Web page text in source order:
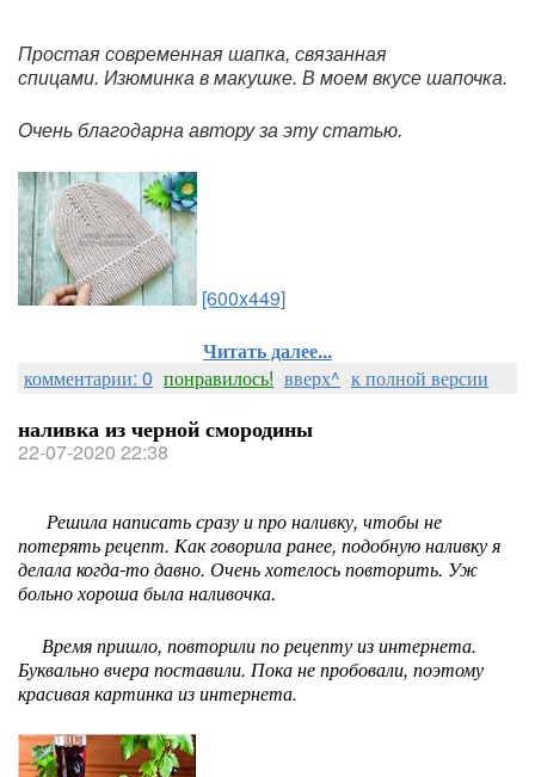
Простая современная шапка, связанная
спицами. Изюминка в макушке. В моем вкусе шапочка.
Очень благодарна автору за эту статью.
[600x449]
Читать далее...
комментарии: 0 понравилось! вверх^ к полной версии
наливка из черной смородины
22-07-2020 22:38
Решила написать сразу и про наливку, чтобы не
потерять рецепт. Как говорила ранее, подобную наливку я
делала когда-то давно. Очень хотелось повторить. Уж
больно хороша была наливочка.
Время пришло, повторили по рецепту из интернета.
Буквально вчера поставили. Пока не пробовали, поэтому
красивая картинка из интернета.